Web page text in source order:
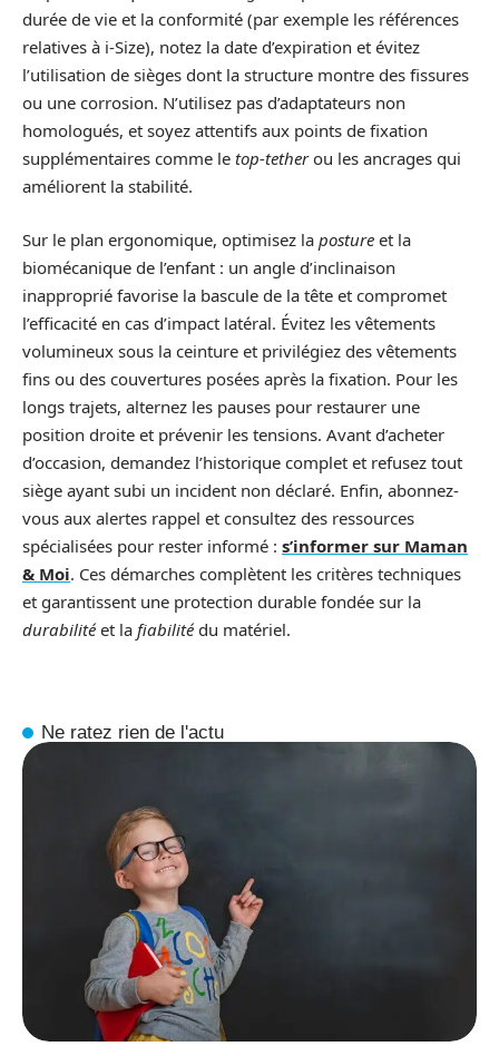
durée de vie et la conformité (par exemple les références
relatives à i-Size), notez la date d’expiration et évitez
l’utilisation de sièges dont la structure montre des fissures
ou une corrosion. N’utilisez pas d’adaptateurs non
homologués, et soyez attentifs aux points de fixation
supplémentaires comme le top-tetherou les ancrages qui
améliorent la stabilité.
Sur le plan ergonomique, optimisez la posture et la
biomécanique de l’enfant : un angle d’inclinaison
inapproprié favorise la bascule de la tête et compromet
l’efficacité en cas d’impact latéral. Évitez les vêtements
volumineux sous la ceinture et privilégiez des vêtements
fins ou des couvertures posées après la fixation. Pour les
longs trajets, alternez les pauses pour restaurer une
position droite et prévenir les tensions. Avant d’acheter
d’occasion, demandez l’historique complet et refusez tout
siège ayant subi un incident non déclaré. Enfin, abonnez-
vous aux alertes rappel et consultez des ressources
spécialisées pour rester informé : s’informer sur Maman
& Moi. Ces démarches complètent les critères techniques
et garantissent une protection durable fondée sur la
durabilitéet la fiabilitédu matériel.
Ne ratez rien de l'actu